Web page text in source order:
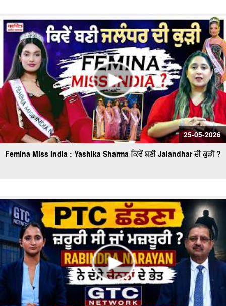
25-05-2026
Femina Miss India : Yashika Sharma ਕਿਵੇਂ ਬਣੀ Jalandhar ਦੀ ਕੁੜੀ ?